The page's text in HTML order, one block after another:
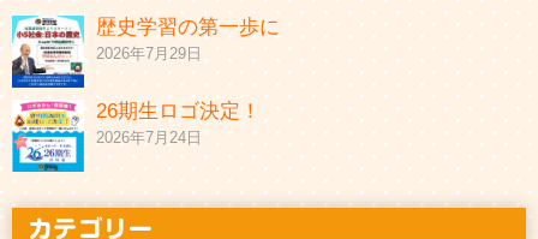
歴史学習の第一歩に
2026年7月29日
26期生ロゴ決定！
2026年7月24日